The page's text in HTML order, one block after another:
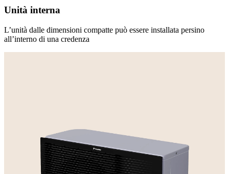
Unità interna
L’unità dalle dimensioni compatte può essere installata persino
all’interno di una credenza